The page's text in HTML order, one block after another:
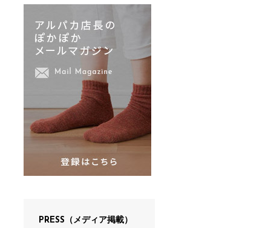
PRESS（メディア掲載）